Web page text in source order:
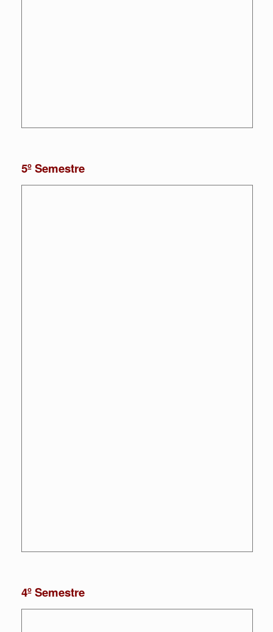
5º Semestre
4º Semestre